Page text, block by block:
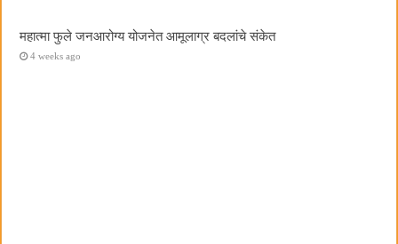
महात्मा फुले जनआरोग्य योजनेत आमूलाग्र बदलांचे संकेत
4 weeks ago